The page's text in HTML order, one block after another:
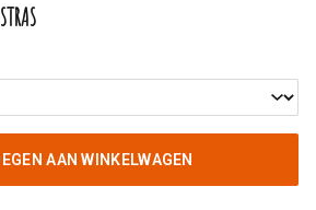
AAN WINKELWAGEN